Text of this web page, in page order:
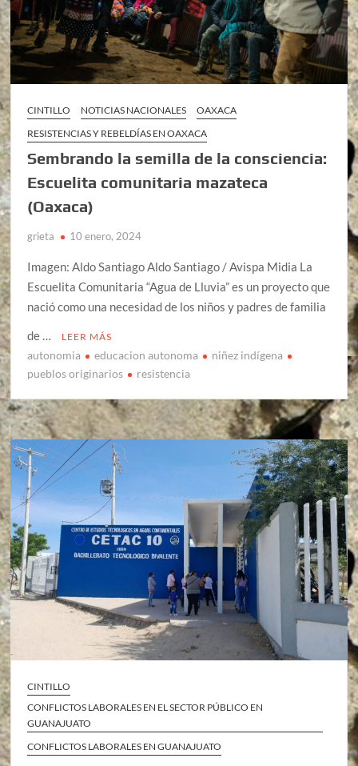
CINTILLO NOTICIAS NACIONALES
OAXACA
RESISTENCIAS Y REBELDÍAS EN OAXACA
Sembrando la semilla de la consciencia:
Escuelita comunitaria mazateca
(Oaxaca)
grieta 10 enero, 2024
Imagen: Aldo Santiago Aldo Santiago / Avispa Midia La
Escuelita Comunitaria “Agua de Lluvia” es un proyecto que
nació como una necesidad de los niños y padres de familia
de …
LEER MÁS
autonomia educacion autonoma
niñez indígena
pueblos originarios
resistencia
CINTILLO
CONFLICTOS LABORALES EN EL SECTOR PÚBLICO EN
GUANAJUATO
CONFLICTOS LABORALES EN GUANAJUATO